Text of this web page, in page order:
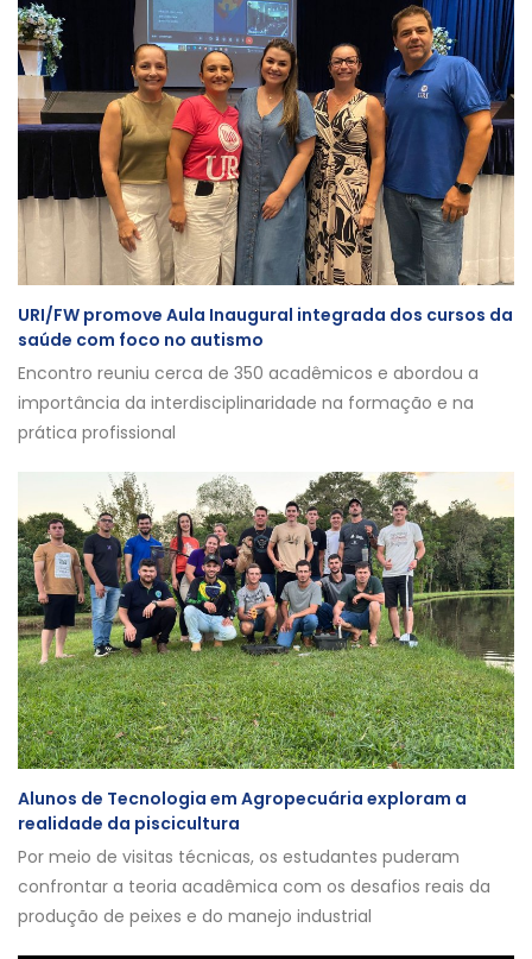
URI/FW promove Aula Inaugural integrada dos cursos da
saúde com foco no autismo
Encontro reuniu cerca de 350 acadêmicos e abordou a
importância da interdisciplinaridade na formação e na
prática profissional
Alunos de Tecnologia em Agropecuária exploram a
realidade da piscicultura
Por meio de visitas técnicas, os estudantes puderam
confrontar a teoria acadêmica com os desafios reais da
produção de peixes e do manejo industrial